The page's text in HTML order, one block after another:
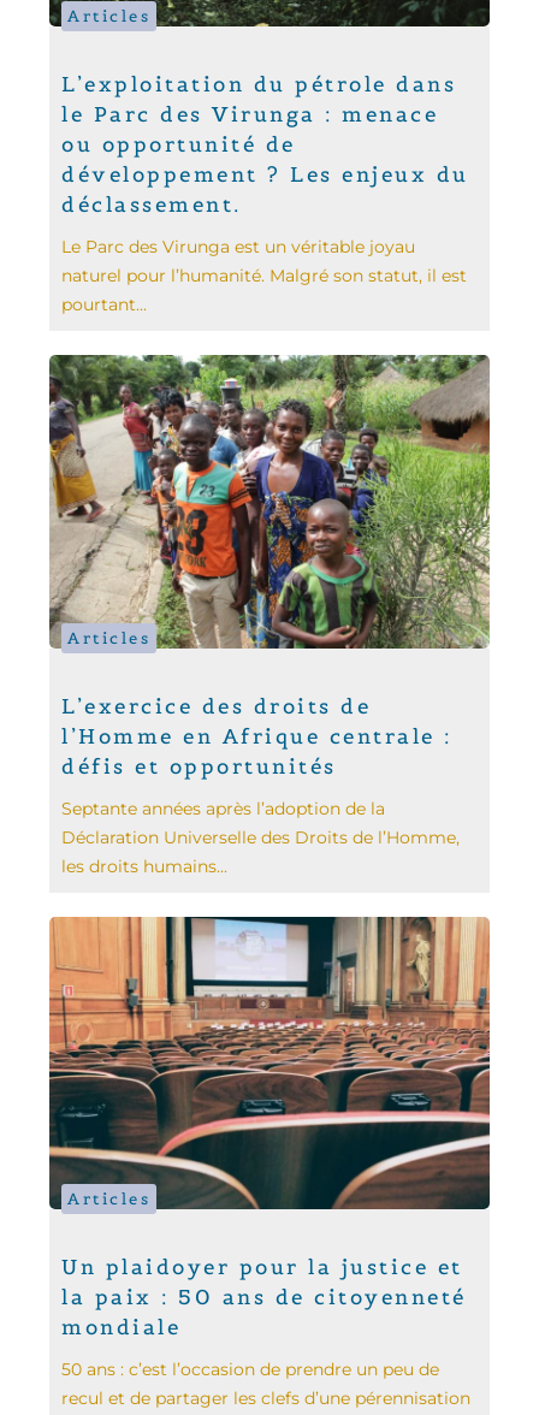
Articles
L’exploitation du pétrole dans
le Parc des Virunga : menace
ou opportunité de
développement ? Les enjeux du
déclassement.
Le Parc des Virunga est un véritable joyau
naturel pour l’humanité. Malgré son statut, il est
pourtant...
Articles
L’exercice des droits de
l’Homme en Afrique centrale :
défis et opportunités
Septante années après l’adoption de la
Déclaration Universelle des Droits de l’Homme,
les droits humains...
Articles
Un plaidoyer pour la justice et
la paix : 50 ans de citoyenneté
mondiale
50 ans : c’est l’occasion de prendre un peu de
recul et de partager les clefs d’une pérennisation